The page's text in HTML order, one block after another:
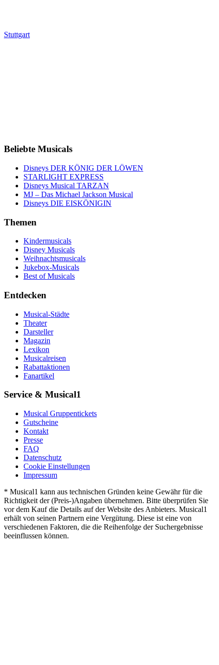
Stuttgart
Beliebte Musicals
Disneys DER KÖNIG DER LÖWEN
STARLIGHT EXPRESS
Disneys Musical TARZAN
MJ – Das Michael Jackson Musical
Disneys DIE EISKÖNIGIN
Themen
Kindermusicals
Disney Musicals
Weihnachtsmusicals
Jukebox-Musicals
Best of Musicals
Entdecken
Musical-Städte
Theater
Darsteller
Magazin
Lexikon
Musicalreisen
Rabattaktionen
Fanartikel
Service & Musical1
Musical Gruppentickets
Gutscheine
Kontakt
Presse
FAQ
Datenschutz
Cookie Einstellungen
Impressum
* Musical1 kann aus technischen Gründen keine Gewähr für die
Richtigkeit der (Preis-)Angaben übernehmen. Bitte überprüfen Sie
vor dem Kauf die Details auf der Website des Anbieters. Musical1
erhält von seinen Partnern eine Vergütung. Diese ist eine von
verschiedenen Faktoren, die die Reihenfolge der Suchergebnisse
beeinflussen können.